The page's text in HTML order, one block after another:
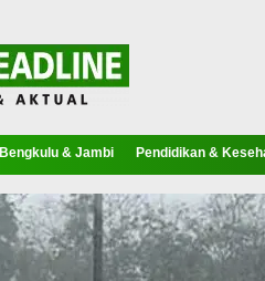
Bengkulu & Jambi Pendidikan &